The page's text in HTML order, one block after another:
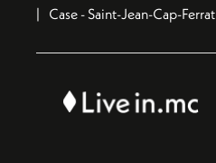
Case - Saint-Jean-Cap-Ferrat